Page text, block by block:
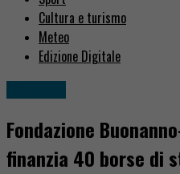
Cultura e turismo
Meteo
Edizione Digitale
Fondazione
finanzia 40 borse di